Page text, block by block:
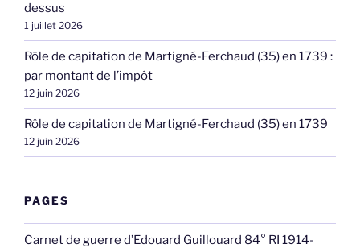
dessus
1 juillet 2026
Rôle de capitation de Martigné-Ferchaud (35) en 1739 :
par montant de l’impôt
12 juin 2026
Rôle de capitation de Martigné-Ferchaud (35) en 1739
12 juin 2026
PAGES
Carnet de guerre d’Edouard Guillouard 84° RI 1914-